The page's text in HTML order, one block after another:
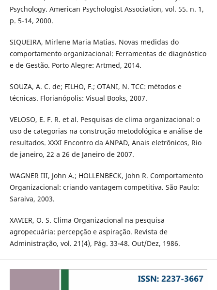
Psychology. American Psychologist Association, vol. 55. n. 1,
p. 5-14, 2000.
SIQUEIRA, Mirlene Maria Matias. Novas medidas do
comportamento organizacional: Ferramentas de diagnóstico
e de Gestão. Porto Alegre: Artmed, 2014.
SOUZA, A. C. de; FILHO, F.; OTANI, N. TCC: métodos e
técnicas. Florianópolis: Visual Books, 2007.
VELOSO, E. F. R. et al. Pesquisas de clima organizacional: o
uso de categorias na construção metodológica e análise de
resultados. XXXI Encontro da ANPAD, Anais eletrônicos, Rio
de janeiro, 22 a 26 de Janeiro de 2007.
WAGNER III, John A.; HOLLENBECK, John R. Comportamento
Organizacional: criando vantagem competitiva. São Paulo:
Saraiva, 2003.
XAVIER, O. S. Clima Organizacional na pesquisa
agropecuária: percepção e aspiração. Revista de
Administração, vol. 21(4), Pág. 33-48. Out/Dez, 1986.